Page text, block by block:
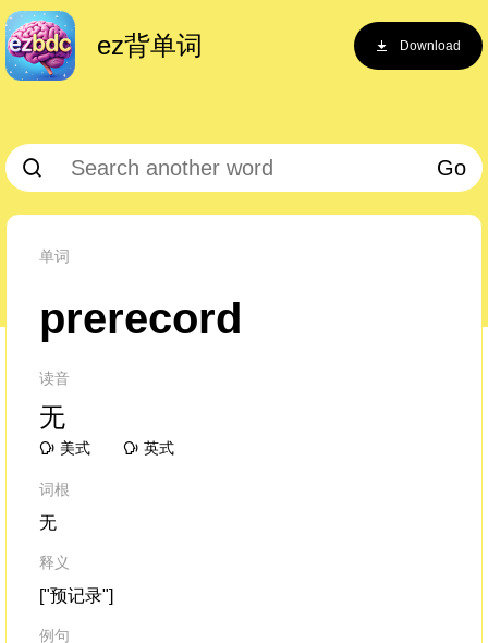
ez背单词 Download
Go
单词
prerecord
读音
无
美式 英式
词根
无
释义
["预记录"]
例句